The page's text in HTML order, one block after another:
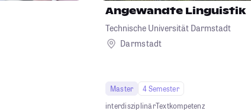
Angewandte Linguistik
Technische Universität Darmstadt
Darmstadt
Master
4 Semester
interdisziplinärTextkompetenz